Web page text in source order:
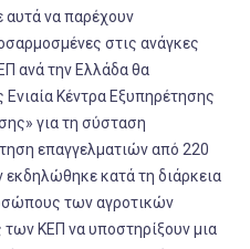
να παρέχουν
στις ανάγκες
ανά την Ελλάδα θα
Κέντρα Εξυπηρέτησης
για τη σύσταση
επαγγελματιών από 220
εκδηλώθηκε κατά τη διάρκεια
των αγροτικών
των ΚΕΠ να υποστηρίξουν μια